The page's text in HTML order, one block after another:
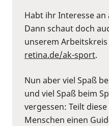
Habt ihr Interesse
Dann schaut doch
unserem
retina.de/ak-sport⁠.
Nun aber viel Spaß
und viel Spaß beim
vergessen: Teilt
Menschen einen